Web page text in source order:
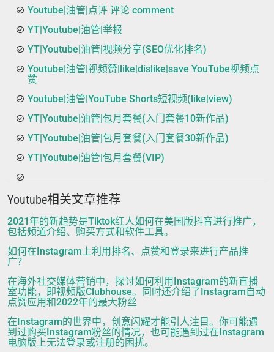
Youtube|油管|点评 评论 comment
YT|Youtube|油管|举报
YT|Youtube|油管|视频分享(SEO优化排名)
Youtube|油管|视频赞|like|dislike|save YouTube视频点
赞
Youtube|油管|YouTube Shorts短视频(like|view)
YT|Youtube|油管|包月套餐(入门套餐10新作品)
YT|Youtube|油管|包月套餐(入门套餐30新作品)
YT|Youtube|油管|包月套餐(VIP)
Youtube相关文章推荐
2021年的新趋势是Tiktok红人如何在美国版抖音进行推广，
包括频道介绍、购买方式和软件工具。
如何在Instagram上利用排名、点赞和登录来进行产品推
广？
在海外社交媒体营销中，探讨如何利用Instagram的新直播
室功能，即视频版Clubhouse。同时还介绍了Instagram自动
点赞应用和2022年的最大粉丝
在Instagram的世界中，创意闪耀才能引人注目。你可能遇
到过购买Instagram粉丝的情况，也可能遇到过在Instagram
电脑版上无法登录或注册的困扰。